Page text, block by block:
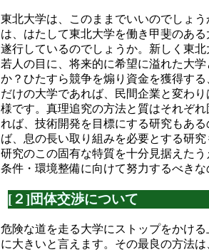
東北大学は、このままでいいのでしょ
は、はたして東北大学を働き甲斐のあ
遂行しているのでしょうか。新しく東
若人の目に、将来的に希望に溢れた大
か？ひたすら競争を煽り資金を獲得す
だけの大学であれば、民間企業と変わ
様です。真理追究の方法と質はそれぞ
れば、技術開発を目標にする研究もあ
ば、息の長い取り組みを必要とする研
研究のこの固有な特質を十分見据えた
条件・環境整備に向けて努力するべきな
[２]団体交渉について
危険な道を走る大学にストップをかけ
に大きいと言えます。その最良の方法は